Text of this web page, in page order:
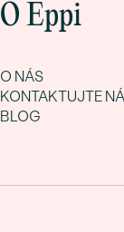
O Eppi
O NÁS
KONTAKTUJTE
BLOG